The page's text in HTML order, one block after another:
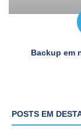
Backup em
POSTS EM